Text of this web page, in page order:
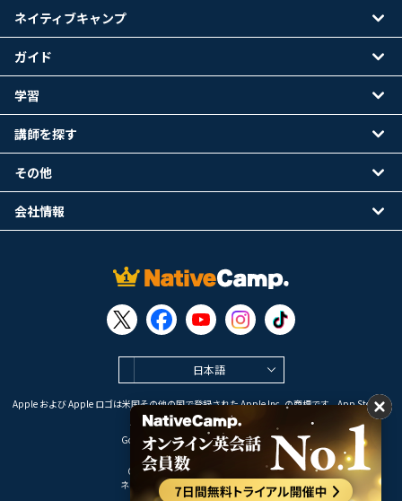
日本語
Apple および Apple ロゴは米国その他の国で登録された Apple Inc. の商標です。App Store は
Apple Inc. のサービスマークです。
Google Play は Google LLC の商標です。
Copyright © 2026 オンライン英会話
ネイティブキャンプ All Rights Reserved.
ネイティブキャンプ
ガイド
学習
講師を探す
その他
会社情報